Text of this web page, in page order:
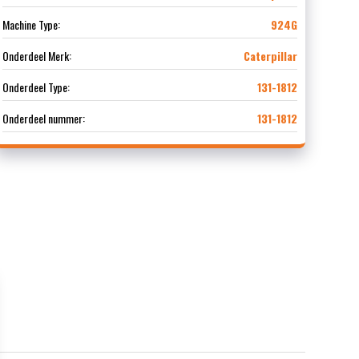
Machine Type:
924G
Onderdeel Merk:
Caterpillar
Onderdeel Type:
131-1812
Onderdeel nummer:
131-1812